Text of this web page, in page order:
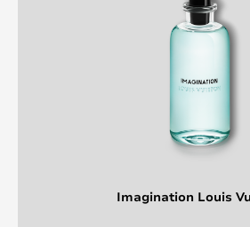
Imagination Louis